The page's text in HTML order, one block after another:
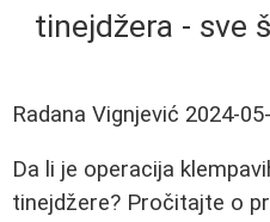
tinejdžera - sve
Radana Vignjević 2024-
Da li je operacija
tinejdžere? Pročitajte o